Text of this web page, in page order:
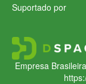
Suportado por
Empresa